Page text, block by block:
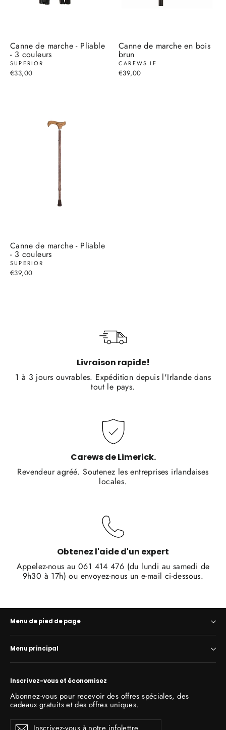
Canne de marche - Pliable
- 3 couleurs
SUPERIOR
€33,00
Canne de marche en bois
brun
CAREWS.IE
€39,00
Canne de marche - Pliable
- 3 couleurs
SUPERIOR
€39,00
Livraison rapide!
1 à 3 jours ouvrables. Expédition depuis l'Irlande dans
tout le pays.
Carews de Limerick.
Revendeur agréé. Soutenez les entreprises irlandaises
locales.
Obtenez l'aide d'un expert
Appelez-nous au 061 414 476 (du lundi au samedi de
9h30 à 17h) ou envoyez-nous un e-mail ci-dessous.
Menu de pied de page
Menu principal
Inscrivez-vous et économisez
Abonnez-vous pour recevoir des offres spéciales, des
cadeaux gratuits et des offres uniques.
Inscrivez-
S'inscrireS'inscrire